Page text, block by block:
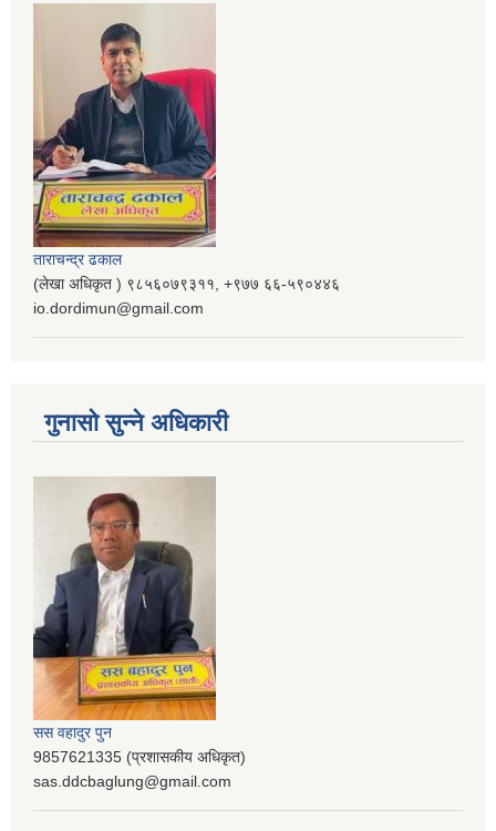
ताराचन्द्र ढकाल
(लेखा अधिकृत ) ९८५६०७९३११, ‌‍‍+९७७ ६६-५९०४४६
io.dordimun@gmail.com
गुनासो सुन्ने अधिकारी
सस वहादुर पुन
9857621335 (प्रशासकीय अधिकृत)
sas.ddcbaglung@gmail.com